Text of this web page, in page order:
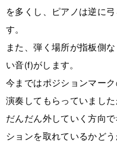
を多くし、ピアノは逆に
す。
また、弾く場所が指板側
い音(f)がします。
今まではポジションマー
演奏してもらっていました
だんだん外していく方向
ションを取れているかど